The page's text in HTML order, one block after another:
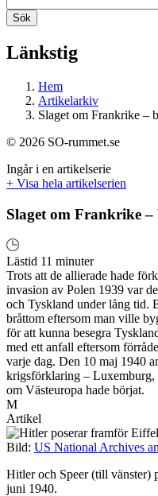
Länkstig
Hem
Artikelarkiv
Slaget om Frankrike –
© 2026 SO-rummet.se
Ingår i en artikelserie
+ Visa hela artikelserien
Slaget om Frankrike
Lästid 11 minuter
Trots att de allierade hade
invasion av Polen 1939 var
och Tyskland under lång tid.
bråttom eftersom man ville
för att kunna besegra
med ett anfall eftersom
varje dag. Den 10 maj 1940
krigsförklaring – Luxemburg,
om Västeuropa hade börjat.
M
Artikel
Bild: US National Archives
Hitler och Speer (till vänster)
juni 1940.